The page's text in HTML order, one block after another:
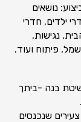
נושאים
ילדים, חדרי
נגישות,
פיתוח ועוד.
בנה -ביתך
שנכנסים